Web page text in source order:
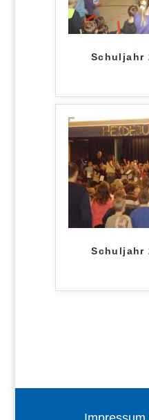
Schuljahr
Schuljahr